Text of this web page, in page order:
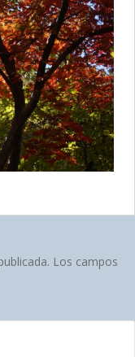
Los campos